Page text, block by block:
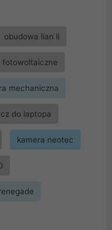
obudowa lian li
fotowoltaiczne
mechaniczna
do laptopa
kamera neotec